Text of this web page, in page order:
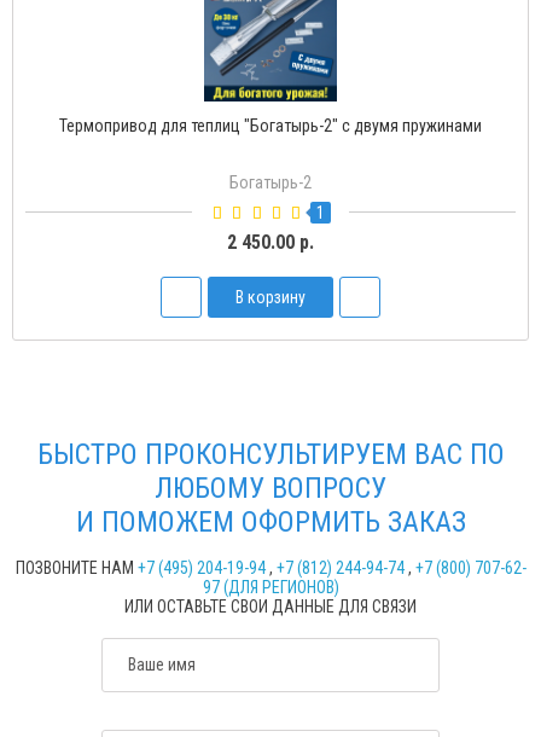
Термопривод для теплиц "Богатырь-2" с двумя пружинами
Богатырь-2
1
2 450.00 р.
В корзину
БЫСТРО ПРОКОНСУЛЬТИРУЕМ ВАС ПО
ЛЮБОМУ ВОПРОСУ
И ПОМОЖЕМ ОФОРМИТЬ ЗАКАЗ
ПОЗВОНИТЕ НАМ +7 (495) 204-19-94, +7 (812) 244-94-74, +7 (800) 707-62-
97 (ДЛЯ РЕГИОНОВ)
ИЛИ ОСТАВЬТЕ СВОИ ДАННЫЕ ДЛЯ СВЯЗИ
Ваше имя